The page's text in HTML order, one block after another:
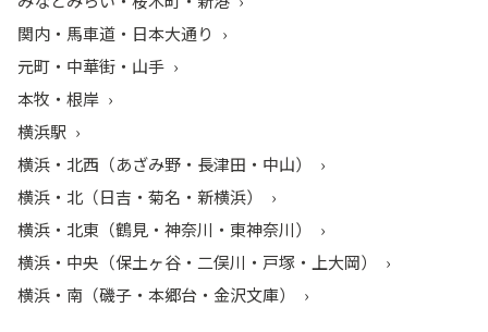
関内・馬車道・日本大通り
元町・中華街・山手
本牧・根岸
横浜駅
横浜・北西（あざみ野・長津田・中山）
横浜・北（日吉・菊名・新横浜）
横浜・北東（鶴見・神奈川・東神奈川）
横浜・中央（保土ヶ谷・二俣川・戸塚・上大岡）
横浜・南（磯子・本郷台・金沢文庫）